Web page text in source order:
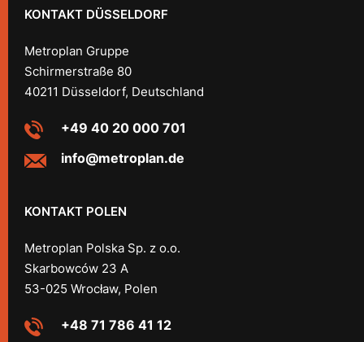
KONTAKT DÜSSELDORF
Metroplan Gruppe
Schirmerstraße 80
40211 Düsseldorf, Deutschland
+49 40 20 000 701
info@metroplan.de
KONTAKT POLEN
Metroplan Polska Sp. z o.o.
Skarbowców 23 A
53-025 Wrocław, Polen
+48 71 786 41 12